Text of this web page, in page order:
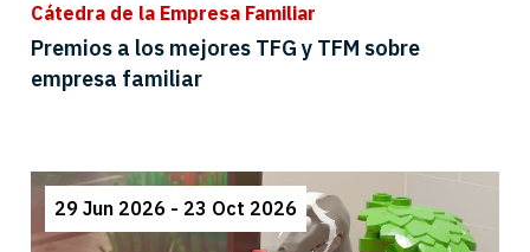
Cátedra de la Empresa Familiar
Premios a los mejores TFG y TFM sobre
empresa familiar
29 Jun 2026 - 23 Oct 2026